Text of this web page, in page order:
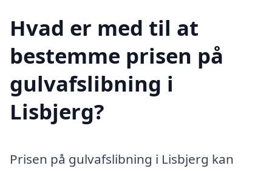
Hvad er med til at
bestemme prisen på
gulvafslibning i
Lisbjerg?
Prisen på gulvafslibning i Lisbjerg kan